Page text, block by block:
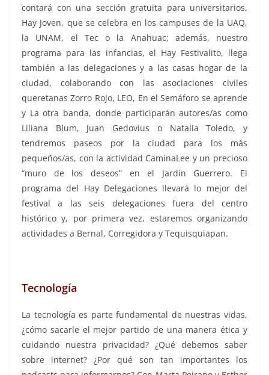
contará con una sección gratuita para universitarios,
Hay Joven, que se celebra en los campuses de la UAQ,
la UNAM, el Tec o la Anahuac; además, nuestro
programa para las infancias, el Hay Festivalito, llega
también a las delegaciones y a las casas hogar de la
ciudad, colaborando con las asociaciones civiles
queretanas Zorro Rojo, LEO, En el Semáforo se aprende
y La otra banda, donde participarán autores/as como
Liliana Blum, Juan Gedovius o Natalia Toledo, y
tendremos paseos por la ciudad para los más
pequeños/as, con la actividad CaminaLee y un precioso
“muro de los deseos” en el Jardín Guerrero. El
programa del Hay Delegaciones llevará lo mejor del
festival a las seis delegaciones fuera del centro
histórico y, por primera vez, estaremos organizando
actividades a Bernal, Corregidora y Tequisquiapan.
Tecnología
La tecnología es parte fundamental de nuestras vidas,
¿cómo sacarle el mejor partido de una manera ética y
cuidando nuestra privacidad? ¿Qué debemos saber
sobre internet? ¿Por qué son tan importantes los